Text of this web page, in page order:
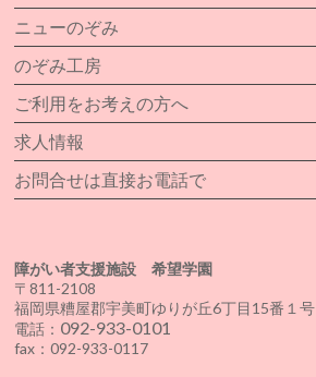
ニューのぞみ
のぞみ工房
ご利用をお考えの方へ
求人情報
お問合せは直接お電話で
障がい者支援施設 希望学園
〒811-2108
福岡県糟屋郡宇美町ゆりが丘6丁目15番１号
電話： 092-933-0101
fax：092-933-0117